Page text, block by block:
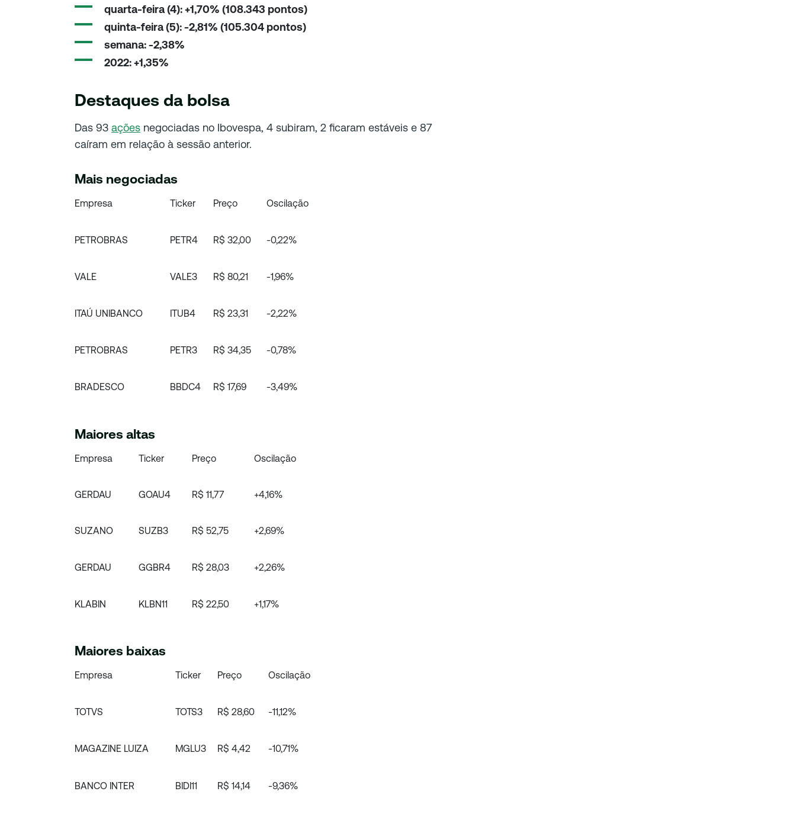
quarta-feira (4): +1,70% (108.343 pontos)
quinta-feira (5): -2,81% (105.304 pontos)
semana: -2,38%
2022: +1,35%
Destaques da bolsa
Das 93 ações negociadas no Ibovespa, 4 subiram, 2 ficaram estáveis e 87
caíram em relação à sessão anterior.
Mais negociadas
Empresa Ticker Preço Oscilação
PETROBRAS PETR4 R$ 32,00 -0,22%
VALE VALE3 R$ 80,21 -1,96%
ITAÚ UNIBANCO ITUB4 R$ 23,31 -2,22%
PETROBRAS PETR3 R$ 34,35 -0,78%
BRADESCO BBDC4 R$ 17,69 -3,49%
Maiores altas
Empresa Ticker Preço Oscilação
GERDAU GOAU4 R$ 11,77 +4,16%
SUZANO SUZB3 R$ 52,75 +2,69%
GERDAU GGBR4 R$ 28,03 +2,26%
KLABIN KLBN11 R$ 22,50 +1,17%
Maiores baixas
Empresa Ticker Preço Oscilação
TOTVS TOTS3 R$ 28,60 -11,12%
MAGAZINE LUIZA MGLU3 R$ 4,42 -10,71%
BANCO INTER BIDI11 R$ 14,14 -9,36%